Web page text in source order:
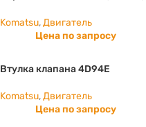
Komatsu,Двигатель
Цена по запросу
Втулка клапана 4D94E
Komatsu,Двигатель
Цена по запросу